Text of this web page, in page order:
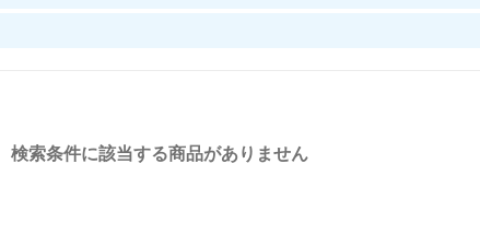
検索条件に該当する商品がありません